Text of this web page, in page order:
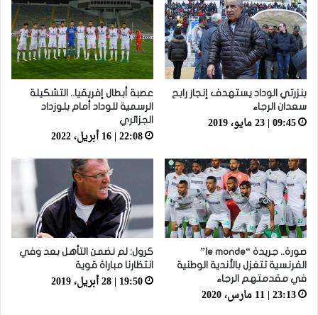
بنزرتي الوداد يستهدف إنجاز رابح
سعدان الرجاء
09:45 | 23 مايو، 2019
عصبة أبطال إفريقيا.. التشكيلة
الرسمية للوداد أمام بلوزداد
الجزائري
22:08 | 16 أبريل، 2022
صورة.. جريدة “le monde”
الفرنسية تتغزل بالأندية الوطنية
في مقدمتهم الرجاء
23:13 | 11 مارس، 2020
كرول: لم نضمن التأهل بعد وفي
انتظارنا مباراة قوية
19:50 | 28 أبريل، 2019